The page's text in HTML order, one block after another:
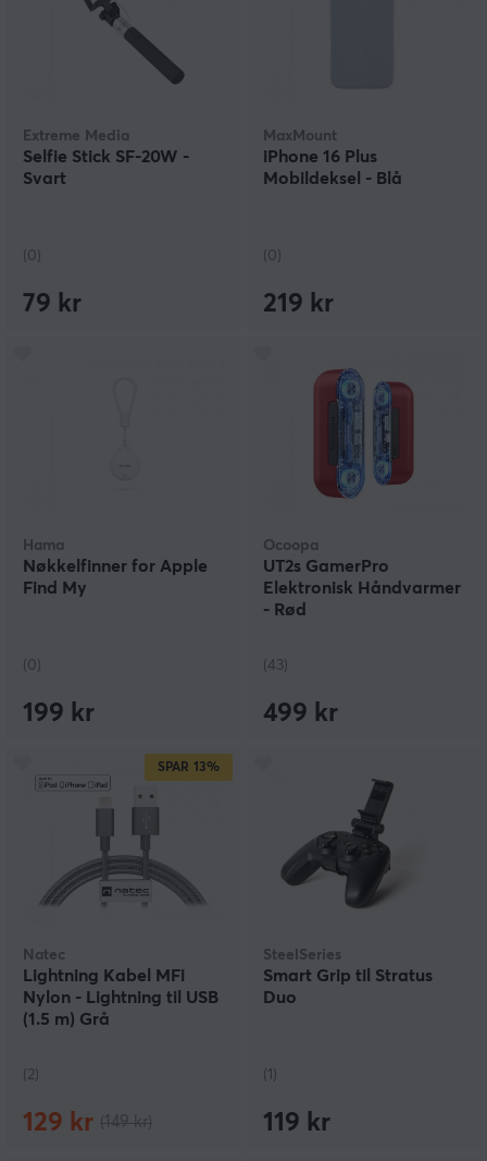
Extreme Media
Selfie Stick SF-20W -
Svart
(0)
79 kr
MaxMount
iPhone 16 Plus
Mobildeksel - Blå
(0)
219 kr
Hama
Nøkkelfinner for Apple
Find My
(0)
199 kr
Ocoopa
UT2s GamerPro
Elektronisk Håndvarmer
- Rød
(43)
499 kr
SPAR 13%
Natec
Lightning Kabel MFi
Nylon - Lightning til USB
(1.5 m) Grå
(2)
129 kr
SteelSeries
Smart Grip til Stratus
Duo
(1)
119 kr